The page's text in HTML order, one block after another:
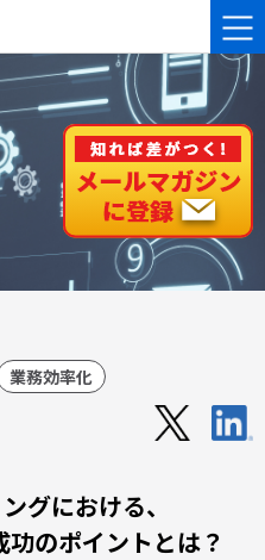
業務効率化
グにおける、
のポイントとは？